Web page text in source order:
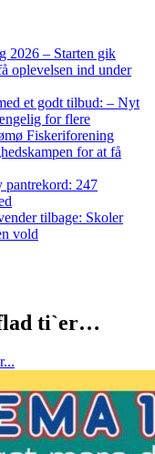
2026 – Starten gik
oplevelsen ind under
et godt tilbud: – Nyt
for flere
Fiskeriforening
for at få
pantrekord: 247
tilbage: Skoler
vold
flad ti`er…